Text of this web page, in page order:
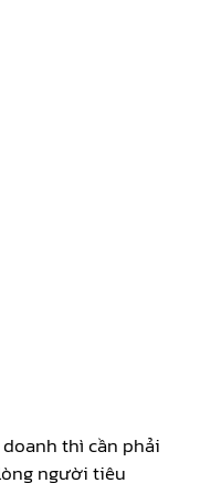
thì cần phải
người tiêu